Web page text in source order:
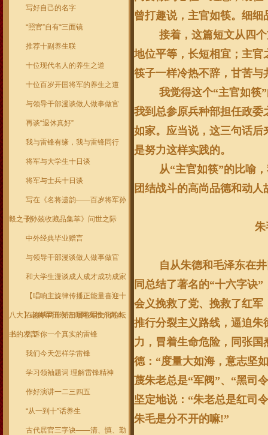
写好自己的名字
“照官”自有“三面镜
推荐十副养生联
十位现代名人的养生之道
十位百岁开国将军的养生之道
与领导干部漫谈做人做事做官
再谈“退休真好”
我与雷锋有缘，我与雷锋同行
将军与大学生十日谈
将军与士兵十日谈
写在《名将遗韵——百岁将军孙
毅之子孙兢收藏品集萃》问世之际
孙
中外经典毕业赠言
与领导干部漫谈做人做事做官
和大学生漫谈成人成才成功成家
【唱响主旋律传播正能量喜迎十
八大】老将军田永清向网友推介两本
书
在海峡两岸第三届将军文化论坛
上的发言告诉你一个真实的雷锋
我们今天怎样学雷锋
学习领袖题词 理解雷锋精神
作好演讲一二三四五
“从一到十”话养生
古代居官三字诀——清、慎、勤
曾打趣说，主官如筷。细细
接着，这篇短文从四
地位平等，长短相宜；主
筷子一样冷热不辞，甘苦
我觉得这个“主官如筷
我到总参原兵种部担任政
如家。应当说，这三句话
是努力这样实践的。
从“主官如筷”的比喻
团结战斗的高尚品德和动人
朱
自从朱德和毛泽东在
同总结了著名的“十六字诀
会义挽救了党、挽救了红军
推行分裂主义路线，逼迫朱
力，冒着生命危险，同张
德：“度量大如海，意志坚
蔑朱老总是“军阀”、“黑司
坚定地说：“朱老总是红司
朱毛是分不开的嘛!”